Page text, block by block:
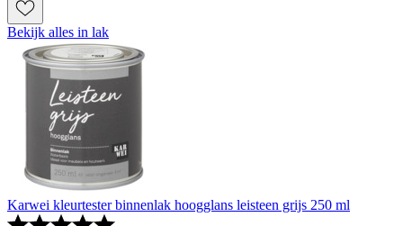
Bekijk alles in lak
Karwei kleurtester binnenlak hoogglans leisteen grijs 250 ml